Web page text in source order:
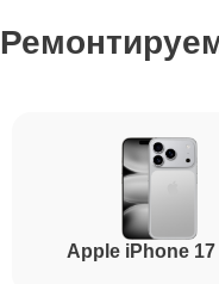
Apple iPhone